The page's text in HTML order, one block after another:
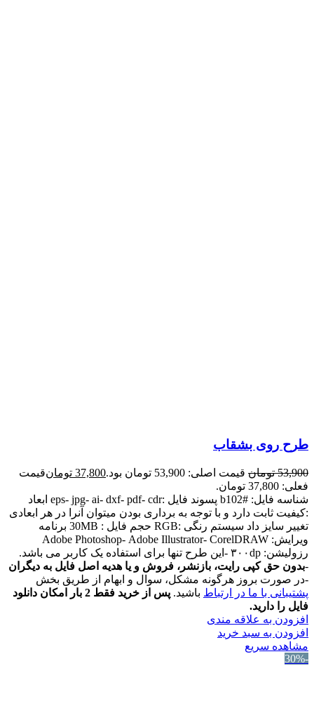
طرح روی بشقاب
53,900 تومان قیمت اصلی: 53,900 تومان بود. 37,800 تومانقیمت
فعلی: 37,800 تومان.
شناسه فایل: #b102 پسوند فایل :eps- jpg- ai- dxf- pdf- cdr ابعاد
:کیفیت ثابت دارد و با توجه به برداری بودن میتوان آنرا در هر ابعادی
تغییر سایز داد سیستم رنگی :RGB حجم فایل : 30MB برنامه
ویرایش: Adobe Photoshop- Adobe Illustrator- CorelDRAW
رزولیشن: ۳۰۰dp -این طرح تنها برای استفاده یک کاربر می باشد.
-بدون حق کپی رایت، بازنشر، فروش و یا هدیه اصل فایل به دیگران
-در صورت بروز هرگونه مشکل، سوال و ابهام از طریق بخش
پشتیبانی با ما در ارتباط باشید.
پس از خرید فقط 2 بار امکان دانلود
فایل را دارید.
افزودن به علاقه مندی
افزودن به سبد خرید
مشاهده سریع
-30%